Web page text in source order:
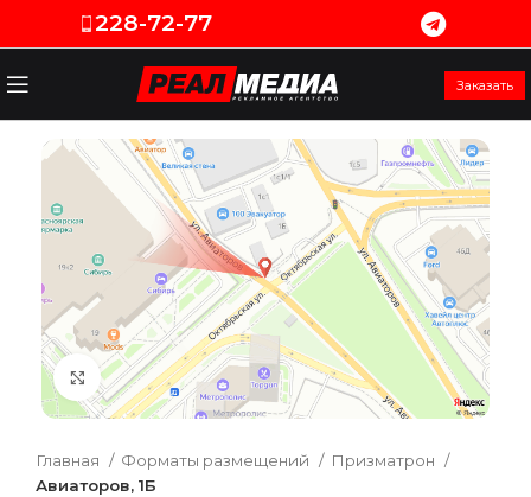
228-72-77
Заказать
Увеличить
Главная Форматы размещений
Призматрон
Авиаторов, 1Б